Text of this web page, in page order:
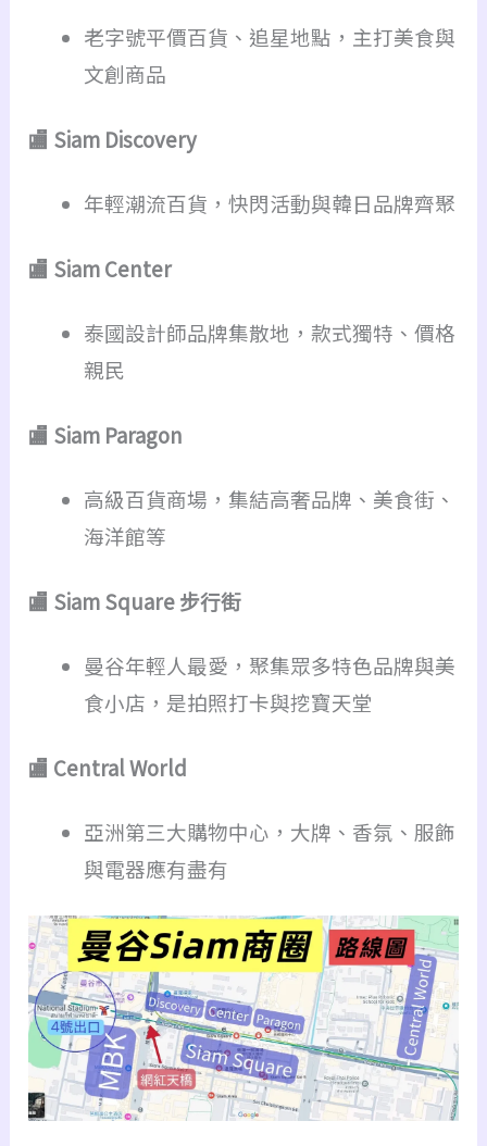
老字號平價百貨、追星地點，主打美食與
文創商品
🏬 Siam Discovery
年輕潮流百貨，快閃活動與韓日品牌齊聚
🏬 Siam Center
泰國設計師品牌集散地，款式獨特、價格
親民
🏬 Siam Paragon
高級百貨商場，集結高奢品牌、美食街、
海洋館等
🏬 Siam Square 步行街
曼谷年輕人最愛，聚集眾多特色品牌與美
食小店，是拍照打卡與挖寶天堂
🏬 Central World
亞洲第三大購物中心，大牌、香氛、服飾
與電器應有盡有